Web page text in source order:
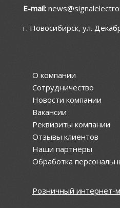
E-mail:
г. Новосибирск, ул.
О компании
Сотрудничество
Новости компании
Вакансии
Реквизиты компании
Отзывы клиентов
Наши партнёры
Обработка
Розничный интернет-